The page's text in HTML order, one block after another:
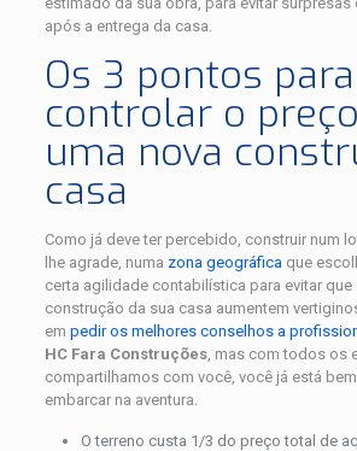
após a entrega da casa.
Os 3 pontos para
controlar o
uma nova
casa
Como já deve ter percebido, construir num
lhe agrade, numa zona geográfica que
certa agilidade contabilística para evitar
construção da sua casa aumentem
em pedir os melhores conselhos a
HC Fara Construções, mas com todos os
compartilhamos com você, você já está
embarcar na aventura.
O terreno custa 1/3 do preço total de